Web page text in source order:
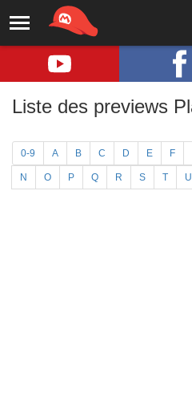
Liste des previews
0-9 A B C D E F
N O P Q R S T U